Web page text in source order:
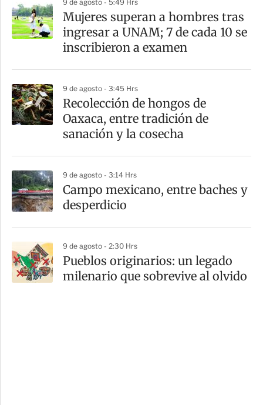
9 de agosto - 5:49 Hrs
Mujeres superan a hombres tras
ingresar a UNAM; 7 de cada 10 se
inscribieron a examen
9 de agosto - 3:45 Hrs
Recolección de hongos de
Oaxaca, entre tradición de
sanación y la cosecha
9 de agosto - 3:14 Hrs
Campo mexicano, entre baches y
desperdicio
9 de agosto - 2:30 Hrs
Pueblos originarios: un legado
milenario que sobrevive al olvido